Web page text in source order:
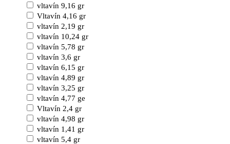
vltavín 9,16 gr
Vltavín 4,16 gr
vltavín 2,19 gr
vltavín 10,24 gr
vltavín 5,78 gr
vltavín 3,6 gr
vltavín 6,15 gr
vltavín 4,89 gr
vltavín 3,25 gr
vltavín 4,77 ge
Vltavín 2,4 gr
vltavín 4,98 gr
vltavín 1,41 gr
vltavín 5,4 gr